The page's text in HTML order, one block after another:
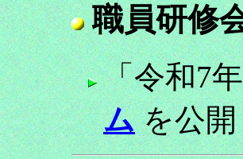
職員研修
「令和7
ムを公開